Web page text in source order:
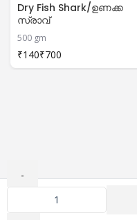
ഉണക്ക
കുട്ടൻ
Dry Fish Shark/ഉണക്ക
സ്രാവ്
500 gm
₹ ₹